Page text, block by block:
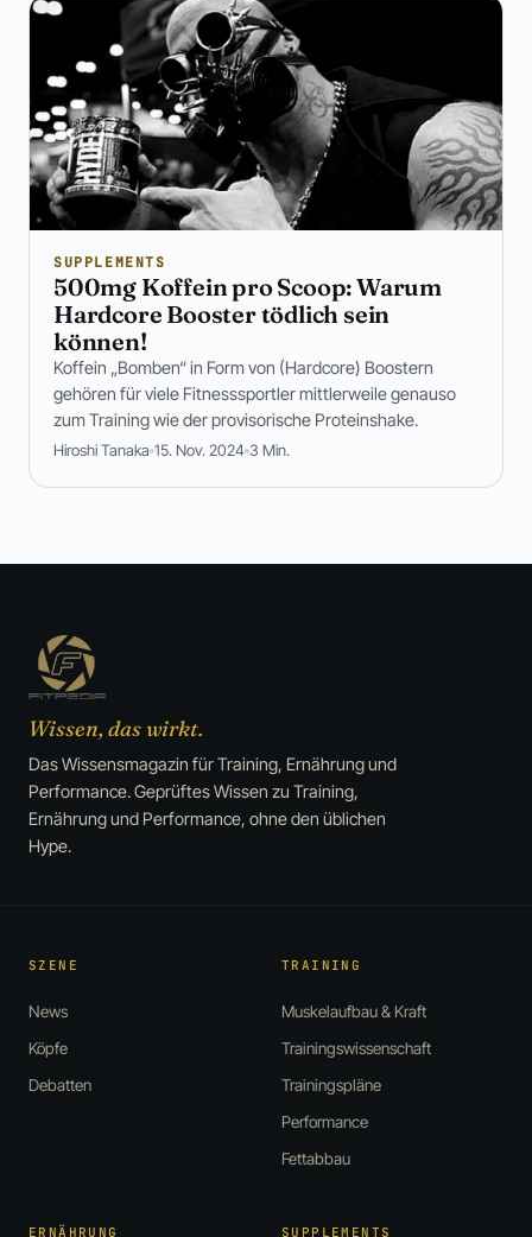
SUPPLEMENTS
500mg Koffein pro Scoop: Warum
Hardcore Booster tödlich sein
können!
Koffein „Bomben“ in Form von (Hardcore) Boostern
gehören für viele Fitnesssportler mittlerweile genauso
zum Training wie der provisorische Proteinshake.
Hiroshi Tanaka 15. Nov. 2024 3 Min.
Wissen, das wirkt.
Das Wissensmagazin für Training, Ernährung und
Performance. Geprüftes Wissen zu Training,
Ernährung und Performance, ohne den üblichen
Hype.
SZENE
News
Köpfe
Debatten
TRAINING
Muskelaufbau & Kraft
Trainingswissenschaft
Trainingspläne
Performance
Fettabbau
ERNÄHRUNG SUPPLEMENTS